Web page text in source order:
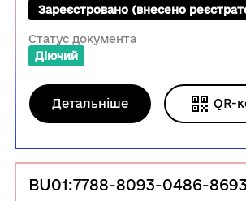
Зареєстровано (внесено
Статус документа
Діючий
Детальніше QR-
BU01:7788-8093-0486-8693